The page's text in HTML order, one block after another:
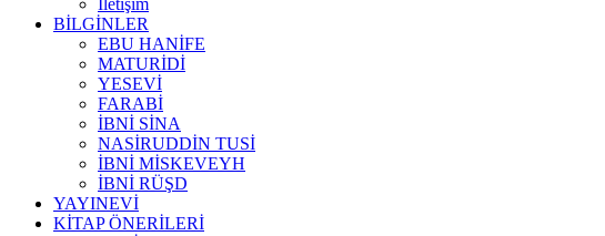
İletişim
BİLGİNLER
EBU HANİFE
MATURİDİ
YESEVİ
FARABİ
İBNİ SİNA
NASİRUDDİN TUSİ
İBNİ MİSKEVEYH
İBNİ RÜŞD
YAYINEVİ
KİTAP ÖNERİLERİ